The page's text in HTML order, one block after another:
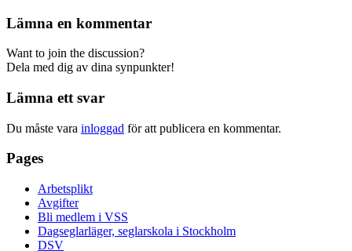
Lämna en kommentar
Want to join the discussion?
Dela med dig av dina synpunkter!
Lämna ett svar
Du måste vara inloggad för att publicera en kommentar.
Pages
Arbetsplikt
Avgifter
Bli medlem i VSS
Dagseglarläger, seglarskola i Stockholm
DSV